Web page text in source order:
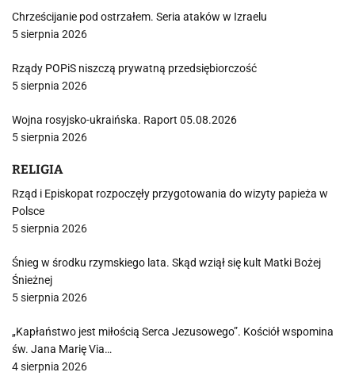
Chrześcijanie pod ostrzałem. Seria ataków w Izraelu
5 sierpnia 2026
Rządy POPiS niszczą prywatną przedsiębiorczość
5 sierpnia 2026
Wojna rosyjsko-ukraińska. Raport 05.08.2026
5 sierpnia 2026
RELIGIA
Rząd i Episkopat rozpoczęły przygotowania do wizyty papieża w
Polsce
5 sierpnia 2026
Śnieg w środku rzymskiego lata. Skąd wziął się kult Matki Bożej
Śnieżnej
5 sierpnia 2026
„Kapłaństwo jest miłością Serca Jezusowego”. Kościół wspomina
św. Jana Marię Via…
4 sierpnia 2026